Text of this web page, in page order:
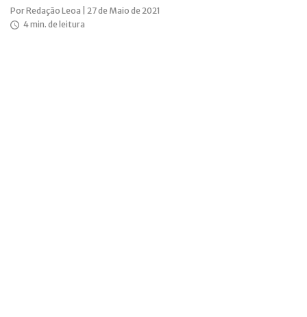
Por Redação Leoa | 27 de Maio de 2021
4 min. de leitura